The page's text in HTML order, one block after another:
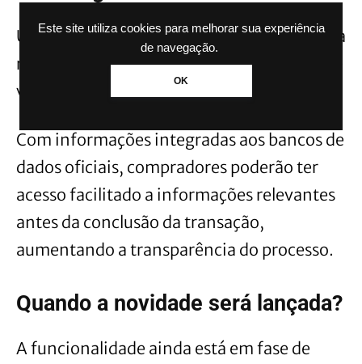
Este site utiliza cookies para melhorar sua experiência
de navegação.
OK
Uma das principais vantagens esperadas é a
redução de fraudes durante negociações de
veículos usados.
Com informações integradas aos bancos de
dados oficiais, compradores poderão ter
acesso facilitado a informações relevantes
antes da conclusão da transação,
aumentando a transparência do processo.
Quando a novidade será lançada?
A funcionalidade ainda está em fase de